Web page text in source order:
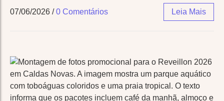
07/06/2026 / 0 Comentários Leia Mais